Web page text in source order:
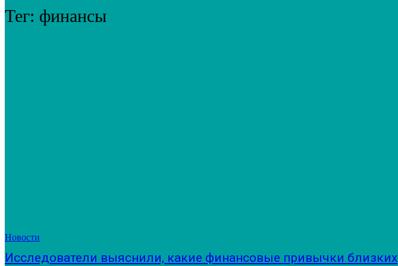
Тег: финансы
Новости
Исследователи выяснили, какие финансовые привычки близких